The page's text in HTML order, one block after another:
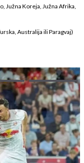
Južna Koreja, Južna Afrika,
Australija ili Paragvaj)